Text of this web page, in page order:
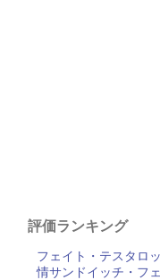
評価ランキング
フェイト・テスタロ
情サンドイッチ・フ